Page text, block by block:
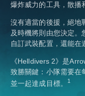
爆炸威力的工具，散播
沒有適當的後援，絕地
及時機將則由您決定。
自訂武裝配置，還能在
《Helldivers 2》是
致勝關鍵：小隊需要在
並一起達成目標。
1